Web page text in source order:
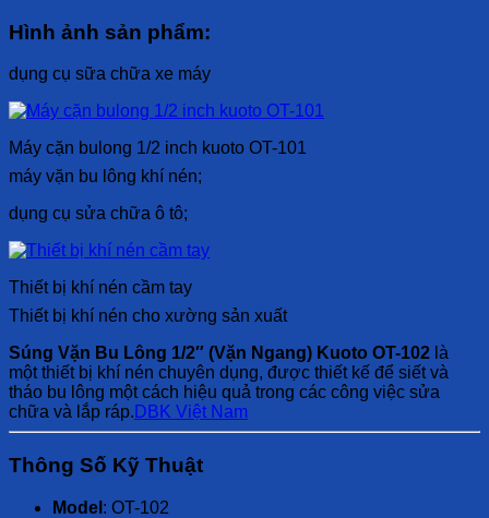
Hình ảnh sản phẩm:
dụng cụ sữa chữa xe máy
Máy cặn bulong 1/2 inch kuoto OT-101
máy vặn bu lông khí nén;
dụng cụ sửa chữa ô tô;
Thiết bị khí nén cầm tay
Thiết bị khí nén cho xường sản xuất
Súng Vặn Bu Lông 1/2″ (Vặn Ngang) Kuoto OT-102 là
một thiết bị khí nén chuyên dụng, được thiết kế để siết và
tháo bu lông một cách hiệu quả trong các công việc sửa
chữa và lắp ráp. DBK Việt Nam
Thông Số Kỹ Thuật
Model : OT-102